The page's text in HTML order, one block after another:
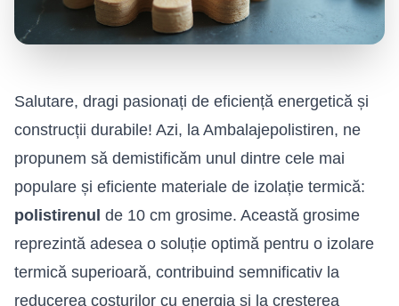
Salutare, dragi pasionați de eficiență energetică și
construcții durabile! Azi, la Ambalajepolistiren, ne
propunem să demistificăm unul dintre cele mai
populare și eficiente materiale de izolație termică:
polistirenul de 10 cm grosime. Această grosime
reprezintă adesea o soluție optimă pentru o izolare
termică superioară, contribuind semnificativ la
reducerea costurilor cu energia și la creșterea